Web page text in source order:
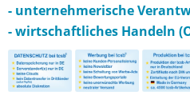
- unternehmerische
- wirtschaftliches Handeln